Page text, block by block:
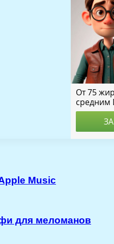
Music
для меломанов